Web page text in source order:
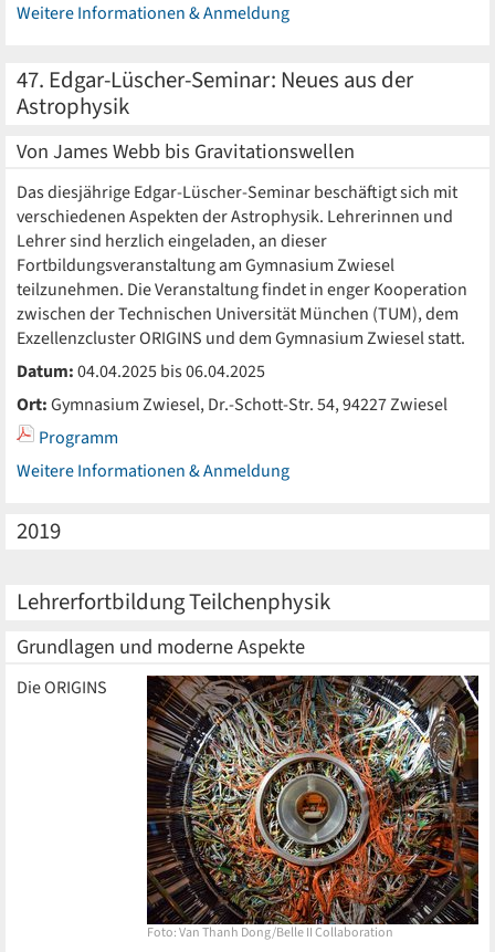
Weitere Informationen & Anmeldung
47. Edgar-Lüscher-Seminar: Neues aus der
Astrophysik
Von James Webb bis Gravitationswellen
Das diesjährige Edgar-Lüscher-Seminar beschäftigt sich mit
verschiedenen Aspekten der Astrophysik. Lehrerinnen und
Lehrer sind herzlich eingeladen, an dieser
Fortbildungsveranstaltung am Gymnasium Zwiesel
teilzunehmen. Die Veranstaltung findet in enger Kooperation
zwischen der Technischen Universität München (TUM), dem
Exzellenzcluster ORIGINS und dem Gymnasium Zwiesel statt.
Datum:04.04.2025 bis 06.04.2025
Ort:Gymnasium Zwiesel, Dr.-Schott-Str. 54, 94227 Zwiesel
Programm
Weitere Informationen & Anmeldung
2019
Lehrerfortbildung Teilchenphysik
Grundlagen und moderne Aspekte
Foto: Van Thanh Dong/Belle II Collaboration
Die ORIGINS